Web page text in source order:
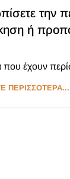
την
ή
που έχουν
ΠΕΡΙΣΣΌΤΕΡΑ...